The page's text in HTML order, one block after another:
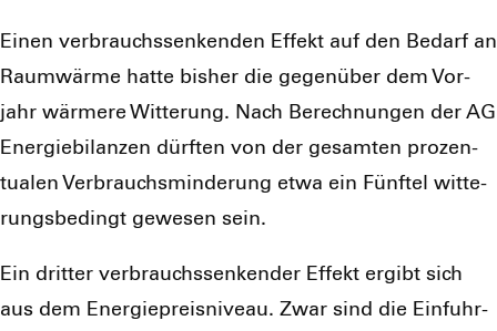
Einen ver­brauchs­sen­ken­den Effekt auf den Bedarf an
Raum­wär­me hat­te bis­her die gegen­über dem Vor­
jahr wär­me­re Wit­te­rung. Nach Berech­nun­gen der AG
Ener­gie­bi­lan­zen dürf­ten von der gesam­ten pro­zen­
tua­len Ver­brauchs­min­de­rung etwa ein Fünf­tel wit­te­
rungs­be­dingt gewe­sen sein.
Ein drit­ter ver­brauchs­sen­ken­der Effekt ergibt sich
aus dem Ener­gie­preis­ni­veau. Zwar sind die Ein­fuhr­